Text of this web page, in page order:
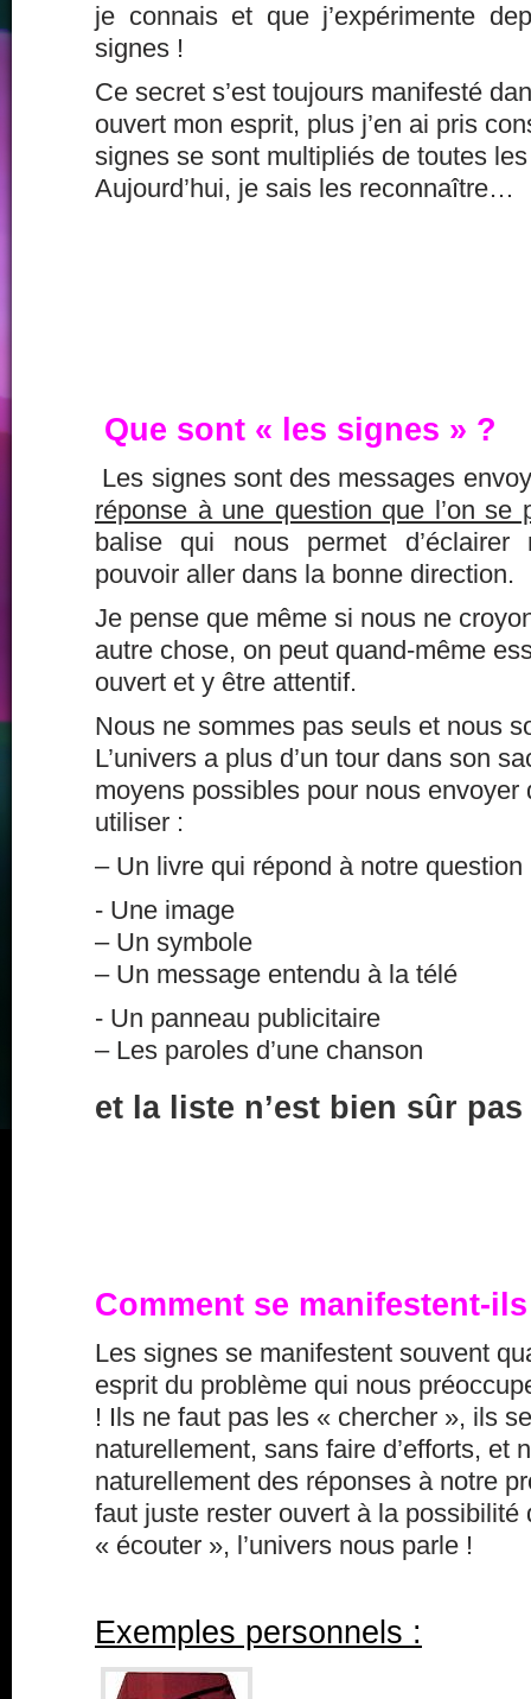
je connais et que j’expérimente
signes !
Ce secret s’est toujours manifesté
ouvert mon esprit, plus j’en ai pris
signes se sont multipliés de toutes
Aujourd’hui, je sais les reconnaître…
Que sont « les signes » ?
Les signes sont des messages
réponse à une question que l’on se
balise qui nous permet
pouvoir aller dans la bonne direction.
Je pense que même si nous ne
autre chose, on peut quand-même
ouvert et y être attentif.
Nous ne sommes pas seuls et nous
L’univers a plus d’un tour dans son
moyens possibles pour nous envoyer
utiliser :
– Un livre qui répond à notre question
- Une image
– Un symbole
– Un message entendu à la télé
- Un panneau publicitaire
– Les paroles d’une chanson
et la liste n’est bien sûr
Comment se manifestent-
Les signes se manifestent souvent
esprit du problème qui nous
! Ils ne faut pas les « chercher », ils
naturellement, sans faire d’efforts, et
naturellement des réponses à notre
faut juste rester ouvert à la possibilité
« écouter », l’univers nous parle !
Exemples personnels :